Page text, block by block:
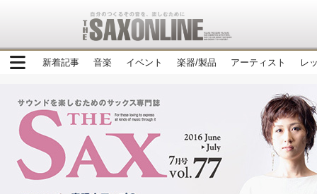
新着記事 音楽 イベント 楽器/製品 アーティスト レ